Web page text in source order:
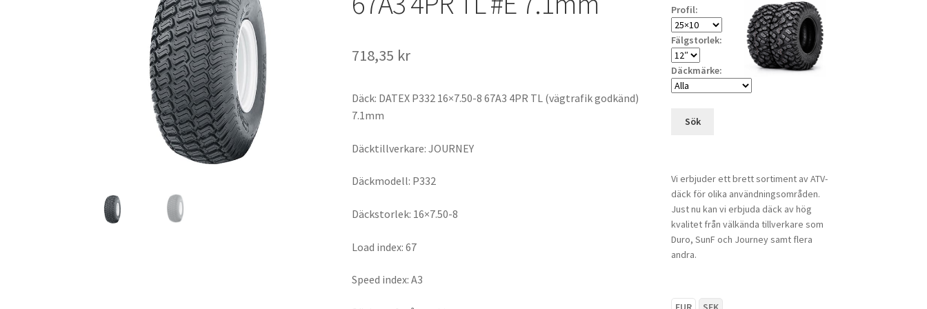
718,35 kr
Däck: DATEX P332 16×7.50-8 67A3 4PR TL (vägtrafik godkänd)
7.1mm
Däcktillverkare: JOURNEY
Däckmodell: P332
Däckstorlek: 16×7.50-8
Load index: 67
Speed index: A3
Profil:
Fälgstorlek:
Däckmärke:
Sök
Vi erbjuder ett brett sortiment av ATV-
däck för olika användningsområden.
Just nu kan vi erbjuda däck av hög
kvalitet från välkända tillverkare som
Duro, SunF och Journey samt flera
andra.